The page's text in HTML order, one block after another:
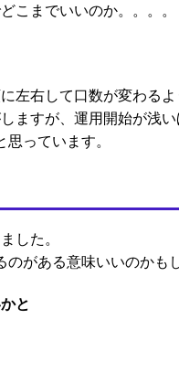
こまでいいのか。。。。
左右して口数が変わるよ
ますが、運用開始が浅
思っています。
した。
がある意味いいのかも
と